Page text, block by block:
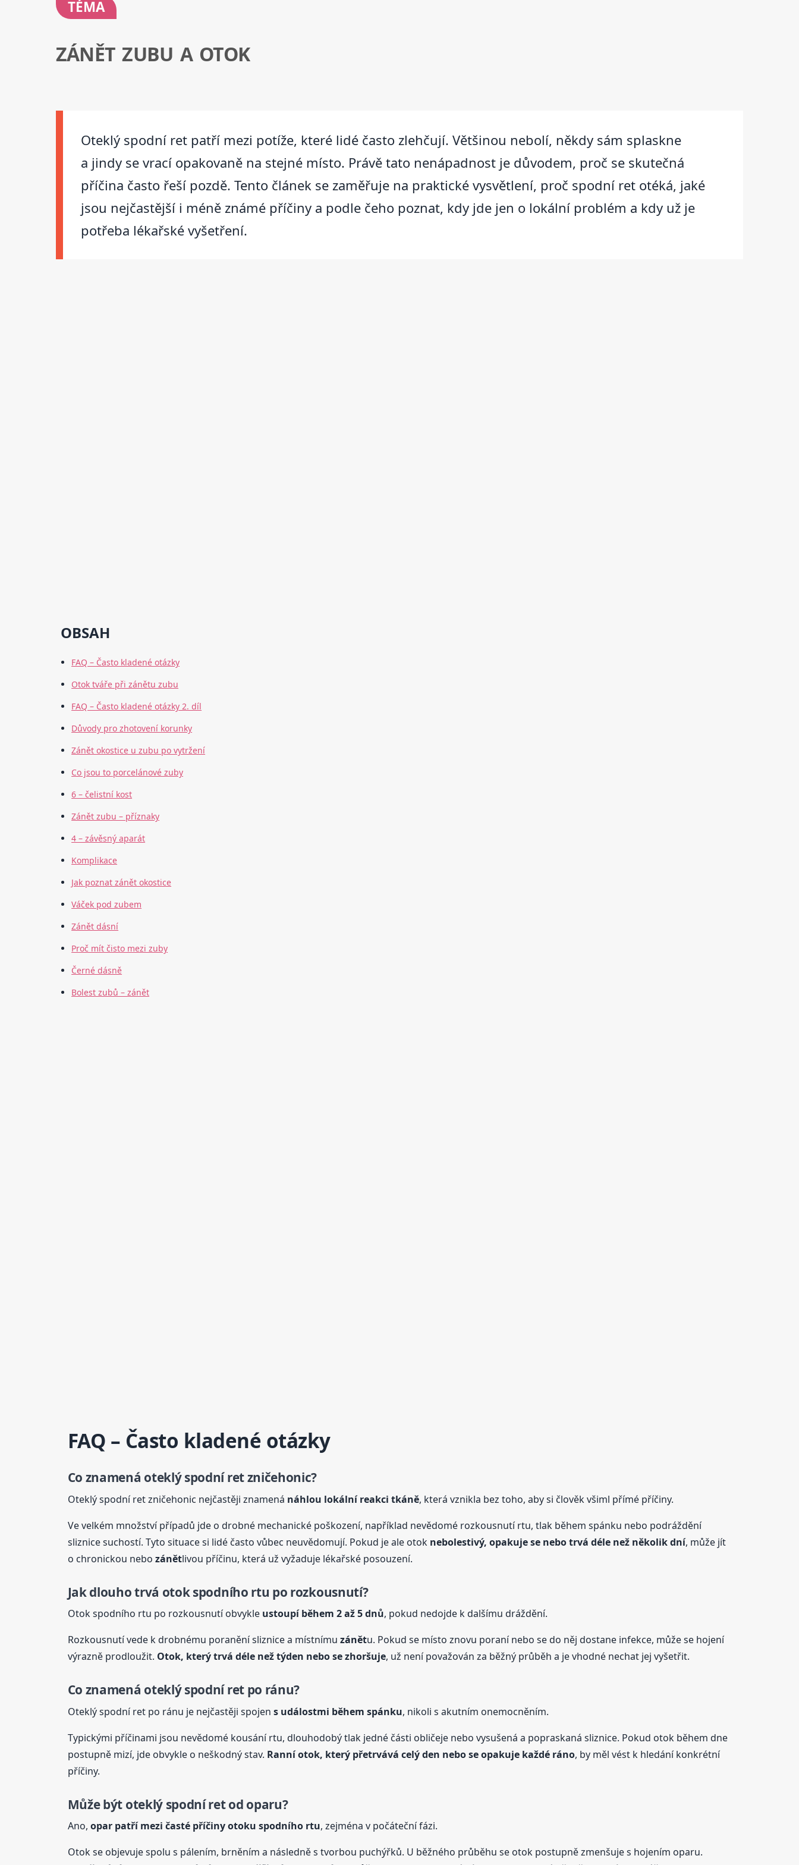
TÉMA
ZÁNĚT ZUBU A OTOK
Oteklý spodní ret patří mezi potíže, které lidé často zlehčují. Většinou nebolí, někdy sám splaskne
a jindy se vrací opakovaně na stejné místo. Právě tato nenápadnost je důvodem, proč se skutečná
příčina často řeší pozdě. Tento článek se zaměřuje na praktické vysvětlení, proč spodní ret otéká, jaké
jsou nejčastější i méně známé příčiny a podle čeho poznat, kdy jde jen o lokální problém a kdy už je
potřeba lékařské vyšetření.
OBSAH
FAQ – Často kladené otázky
Otok tváře při zánětu zubu
FAQ – Často kladené otázky 2. díl
Důvody pro zhotovení korunky
Zánět okostice u zubu po vytržení
Co jsou to porcelánové zuby
6 – čelistní kost
Zánět zubu – příznaky
4 – závěsný aparát
Komplikace
Jak poznat zánět okostice
Váček pod zubem
Zánět dásní
Proč mít čisto mezi zuby
Černé dásně
Bolest zubů – zánět
FAQ – Často kladené otázky
Co znamená oteklý spodní ret zničehonic?
Oteklý spodní ret zničehonic nejčastěji znamená náhlou lokální reakci tkáně, která vznikla bez toho, aby si člověk všiml přímé příčiny.
Ve velkém množství případů jde o drobné mechanické poškození, například nevědomé rozkousnutí rtu, tlak během spánku nebo podráždění
sliznice suchostí. Tyto situace si lidé často vůbec neuvědomují. Pokud je ale otok nebolestivý, opakuje se nebo trvá déle než několik dní, může jít
o chronickou nebo zánětlivou příčinu, která už vyžaduje lékařské posouzení.
Jak dlouho trvá otok spodního rtu po rozkousnutí?
Otok spodního rtu po rozkousnutí obvykle ustoupí během 2 až 5 dnů, pokud nedojde k dalšímu dráždění.
Rozkousnutí vede k drobnému poranění sliznice a místnímu zánětu. Pokud se místo znovu poraní nebo se do něj dostane infekce, může se hojení
výrazně prodloužit. Otok, který trvá déle než týden nebo se zhoršuje, už není považován za běžný průběh a je vhodné nechat jej vyšetřit.
Co znamená oteklý spodní ret po ránu?
Oteklý spodní ret po ránu je nejčastěji spojen s událostmi během spánku, nikoli s akutním onemocněním.
Typickými příčinami jsou nevědomé kousání rtu, dlouhodobý tlak jedné části obličeje nebo vysušená a popraskaná sliznice. Pokud otok během dne
postupně mizí, jde obvykle o neškodný stav. Ranní otok, který přetrvává celý den nebo se opakuje každé ráno, by měl vést k hledání konkrétní
příčiny.
Může být oteklý spodní ret od oparu?
Ano, opar patří mezi časté příčiny otoku spodního rtu, zejména v počáteční fázi.
Otok se objevuje spolu s pálením, brněním a následně s tvorbou puchýřků. U běžného průběhu se otok postupně zmenšuje s hojením oparu.